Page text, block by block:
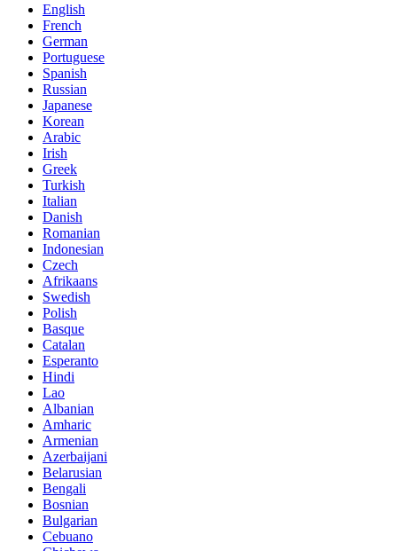
English
French
German
Portuguese
Spanish
Russian
Japanese
Korean
Arabic
Irish
Greek
Turkish
Italian
Danish
Romanian
Indonesian
Czech
Afrikaans
Swedish
Polish
Basque
Catalan
Esperanto
Hindi
Lao
Albanian
Amharic
Armenian
Azerbaijani
Belarusian
Bengali
Bosnian
Bulgarian
Cebuano